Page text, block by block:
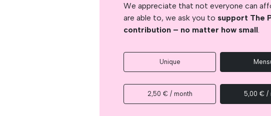
We appreciate that not everyone can
are able to, we ask you to support The
contribution – no matter how small.
Unique
2,50 € / month 5,00 € /